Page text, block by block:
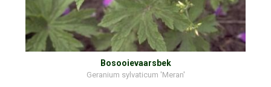
Bosooievaarsbek
Geranium sylvaticum 'Meran'